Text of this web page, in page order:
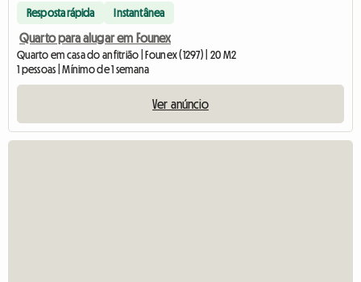
Resposta rápida Instantânea
Quarto para alugar em Founex
Quarto em casa do anfitrião | Founex (1297) | 20 M2
1 pessoas | Mínimo de 1 semana
Ver anúncio